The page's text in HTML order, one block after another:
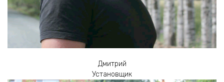
Дмитрий
Установщик